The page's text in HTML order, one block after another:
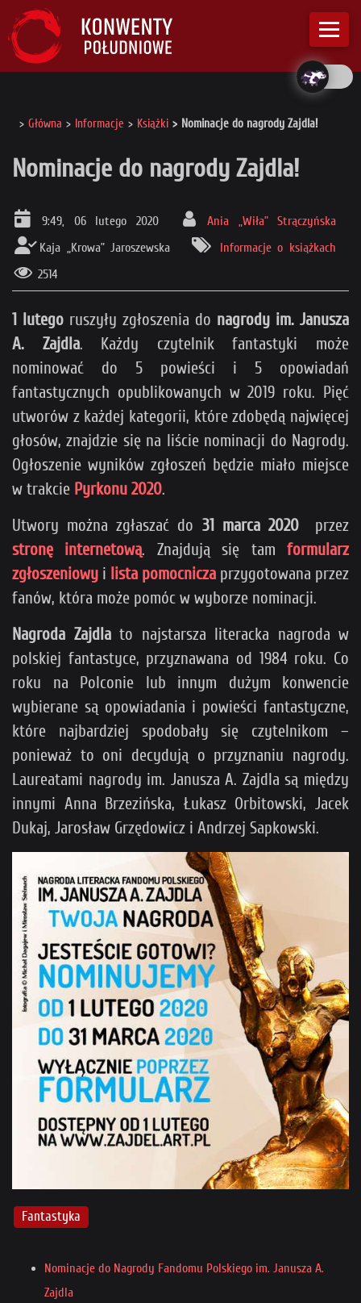
Główna Informacje Książki Nominacje do nagrody Zajdla!
Nominacje do nagrody Zajdla!
9:49, 06 lutego 2020
Ania „Wiła” Strączyńska
Kaja „Krowa” Jaroszewska
Informacje o książkach
2514
1 lutego ruszyły zgłoszenia do nagrody im. Janusza
A. Zajdla. Każdy czytelnik fantastyki może
nominować do 5 powieści i 5 opowiadań
fantastycznych opublikowanych w 2019 roku. Pięć
utworów z każdej kategorii, które zdobędą najwięcej
głosów, znajdzie się na liście nominacji do Nagrody.
Ogłoszenie wyników zgłoszeń będzie miało miejsce
w trakcie Pyrkonu 2020.
Utwory można zgłaszać do 31 marca 2020przez
stronę internetową. Znajdują się tamformularz
zgłoszeniowy i lista pomocnicza przygotowana przez
fanów, która może pomóc w wyborze nominacji.
Nagroda Zajdlato najstarsza literacka nagroda w
polskiej fantastyce, przyznawana od 1984 roku. Co
roku na Polconie lub innym dużym konwencie
wybierane są opowiadania i powieści fantastyczne,
które najbardziej spodobały się czytelnikom –
ponieważ to oni decydują o przyznaniu nagrody.
Laureatami nagrody im. Janusza A. Zajdla są między
innymi Anna Brzezińska, Łukasz Orbitowski, Jacek
Dukaj, Jarosław Grzędowicz i Andrzej Sapkowski.
Fantastyka
Nominacje do Nagrody Fandomu Polskiego im. Janusza A.
Zajdla